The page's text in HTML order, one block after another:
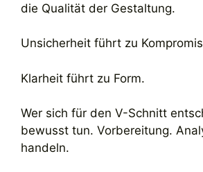
die Qualität der Gestaltung.
Unsicherheit führt zu
Klarheit führt zu Form.
Wer sich für den V-Schnitt
bewusst tun. Vorbereitung.
handeln.